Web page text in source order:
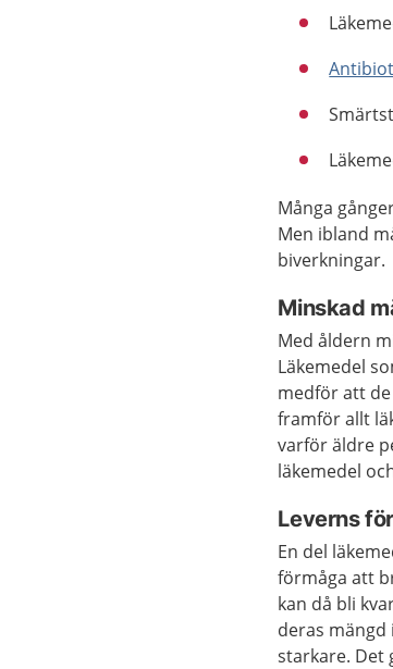
Många
Men ibland
biverkningar.
Minskad
Med åldern
Läkemedel
medför att
framför allt
varför äldre
läkemedel
Leverns
En del
förmåga att
kan då bli
deras
starkare. Det